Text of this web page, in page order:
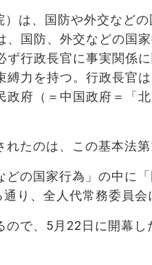
は、国防や外交など
、国防、外交などの国
行政長官に事実関係
力を持つ。行政長官
府（＝中国政府＝「
たのは、この基本法第
の国家行為」の中に
り、全人代常務委員会
で、5月22日に開幕